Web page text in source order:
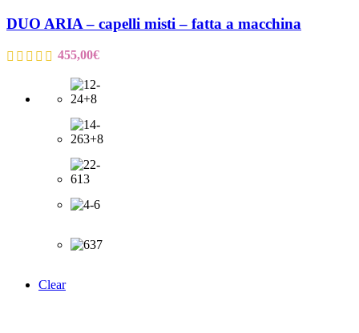
DUO ARIA – capelli misti – fatta a macchina
455,00€
Clear